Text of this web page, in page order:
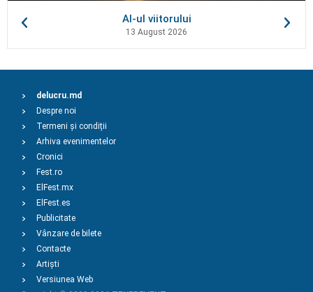
AI-ul viitorului
13 August 2026
delucru.md
Despre noi
Termeni și condiții
Arhiva evenimentelor
Cronici
Fest.ro
ElFest.mx
ElFest.es
Publicitate
Vânzare de bilete
Contacte
Artiști
Versiunea Web